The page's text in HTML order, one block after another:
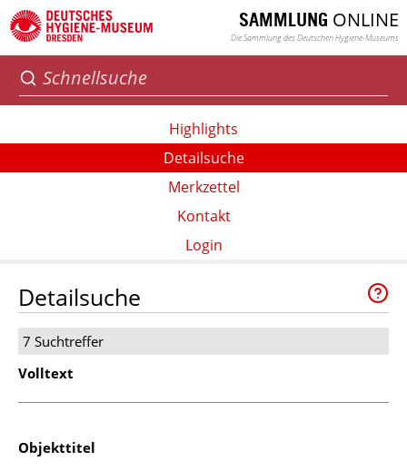
SAMMLUNG ONLINE
Die Sammlung des Deutschen Hygiene-Museums
Highlights
Detailsuche
Merkzettel
Kontakt
Login
Detailsuche
7 Suchtreffer
Volltext
Objekttitel